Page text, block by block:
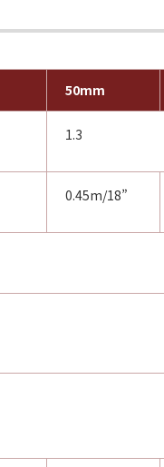
50mm
1.3
0.45m/18”